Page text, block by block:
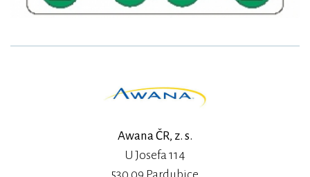
Awana ČR, z. s.
U Josefa 114